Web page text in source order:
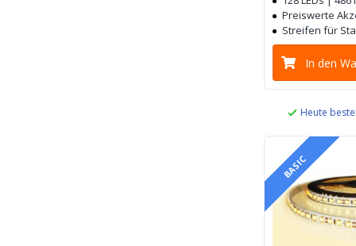
Preiswerte
Streifen für
In den
Heute
BASIC